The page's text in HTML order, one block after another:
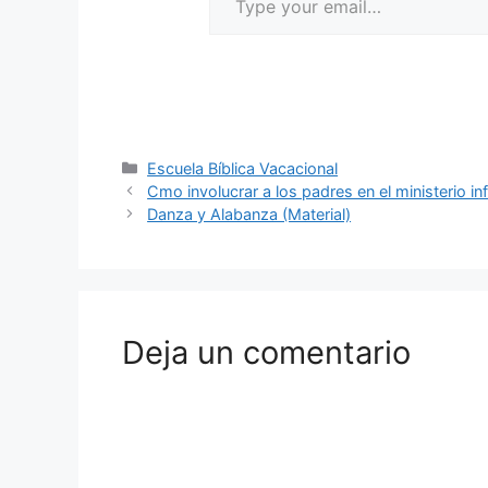
Escuela Bíblica Vacacional
Cmo involucrar a los padres en el ministerio
Danza y Alabanza (Material)
Deja un comentario